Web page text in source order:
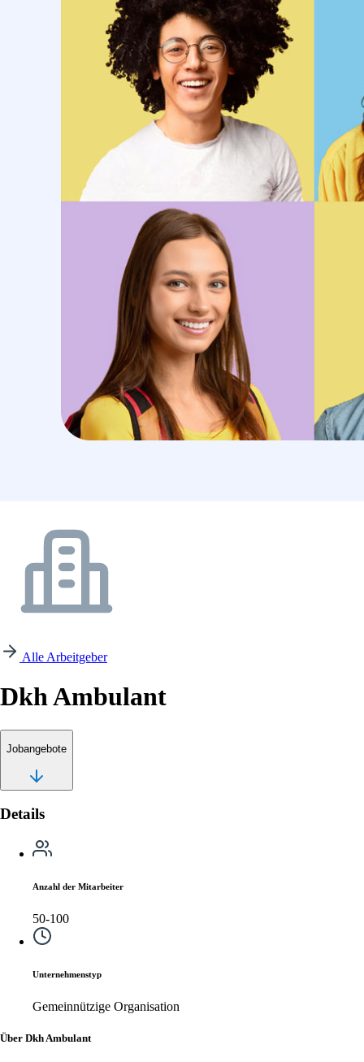
Alle Arbeitgeber
Dkh Ambulant
Jobangebote
Details
Anzahl der Mitarbeiter
50-100
Unternehmenstyp
Gemeinnützige Organisation
Über Dkh Ambulant